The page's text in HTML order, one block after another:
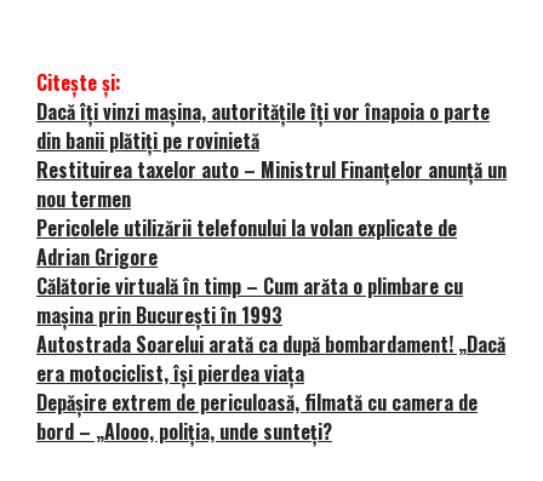
Citește și:
Dacă îți vinzi mașina, autoritățile îți vor înapoia o parte
din banii plătiți pe rovinietă
Restituirea taxelor auto – Ministrul Finanțelor anunță un
nou termen
Pericolele utilizării telefonului la volan explicate de
Adrian Grigore
Călătorie virtuală în timp – Cum arăta o plimbare cu
mașina prin București în 1993
Autostrada Soarelui arată ca după bombardament! „Dacă
era motociclist, își pierdea viața
Depășire extrem de periculoasă, filmată cu camera de
bord – „Alooo, poliţia, unde sunteţi?